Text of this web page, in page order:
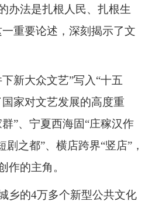
办法是扎根人民、扎根生
重要论述，深刻揭示了文
新大众文艺”写入“十五
家对文艺发展的高度重
”、宁夏西海固“庄稼汉作
剧之都”、横店跨界“竖店”，
作的主角。
乡的4万多个新型公共文化